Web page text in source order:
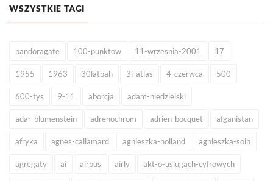
WSZYSTKIE TAGI
pandoragate 100-punktow 11-wrzesnia-2001 17
1955 1963 30latpah 3i-atlas 4-czerwca 500
600-tys 9-11 aborcja adam-niedzielski
adar-blumenstein adrenochrom adrien-bocquet afganistan
afryka agnes-callamard agnieszka-holland agnieszka-soin
agregaty ai airbus airly akt-o-uslugach-cyfrowych